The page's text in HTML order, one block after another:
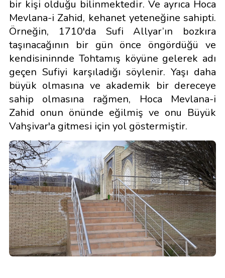
bir kişi olduğu bilinmektedir. Ve ayrıca Hoca
Mevlana-i Zahid, kehanet yeteneğine sahipti.
Örneğin, 1710'da Sufi Allyar’ın bozkıra
taşınacağının bir gün önce öngördüğü ve
kendisininnde Tohtamış köyüne gelerek adı
geçen Sufiyi karşıladığı söylenir. Yaşı daha
büyük olmasına ve akademik bir dereceye
sahip olmasına rağmen, Hoca Mevlana-i
Zahid onun önünde eğilmiş ve onu Büyük
Vahşivar'a gitmesi için yol göstermiştir.